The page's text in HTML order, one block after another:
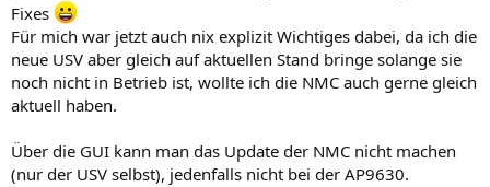
Fixes
Für mich war jetzt auch nix explizit Wichtiges dabei, da ich die
neue USV aber gleich auf aktuellen Stand bringe solange sie
noch nicht in Betrieb ist, wollte ich die NMC auch gerne gleich
aktuell haben.
Über die GUI kann man das Update der NMC nicht machen
(nur der USV selbst), jedenfalls nicht bei der AP9630.